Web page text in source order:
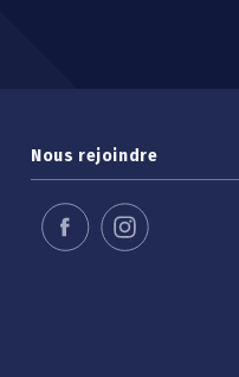
Nous rejoindre